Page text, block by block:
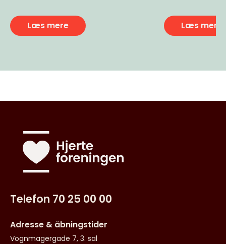
Læs mere Læs mere
Telefon 70 25 00 00
Adresse & åbningstider
Vognmagergade 7, 3. sal